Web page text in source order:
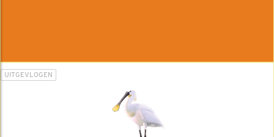
UITGEVLOGEN